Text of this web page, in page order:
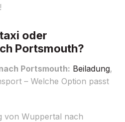
oder
Portsmouth?
Portsmouth: Beiladung,
– Welche Option passt
von Wuppertal nach